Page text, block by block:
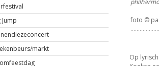
Jump
markt
foto ©
Op